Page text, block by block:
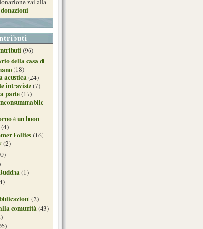
vai alla
(96)
della casa di
(18)
acustica(24)
intraviste(7)
parte(17)
è un buon
(4)
Follies(16)
(2)
(1)
(2)
comunità(43)